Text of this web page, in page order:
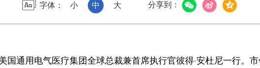
字体： 小 中 大 分享到：
通用电气医疗集团全球总裁兼首席执行官彼得·安杜尼一行。市